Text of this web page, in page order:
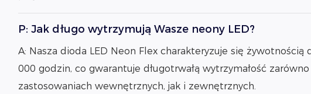
P: Jak długo wytrzymują Wasze neony LED?
A: Nasza dioda LED Neon Flex charakteryzuje się żywotnością
000 godzin, co gwarantuje długotrwałą wytrzymałość
zastosowaniach wewnętrznych, jak i zewnętrznych.